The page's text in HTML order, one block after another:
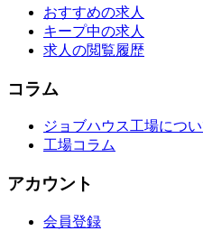
おすすめの求人
キープ中の求人
求人の閲覧履歴
コラム
ジョブハウス工場につ
工場コラム
アカウント
会員登録